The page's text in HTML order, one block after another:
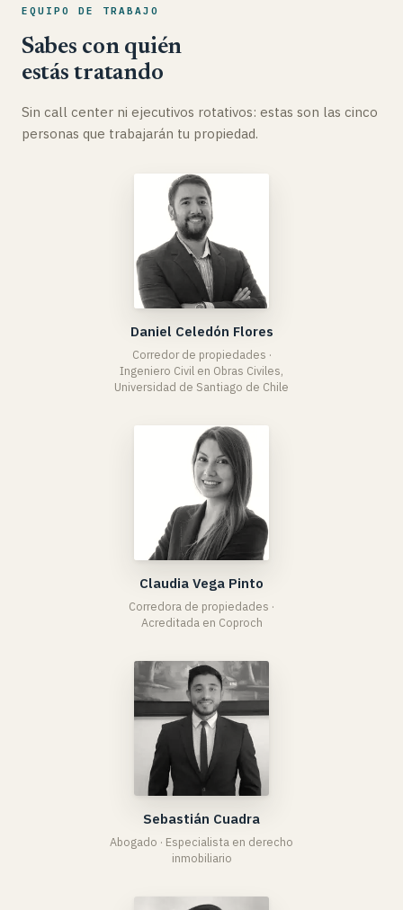
EQUIPO DE TRABAJO
Sabes con quién
estás tratando
Sin call center ni ejecutivos rotativos: estas son las cinco
personas que trabajarán tu propiedad.
Daniel Celedón Flores
Corredor de propiedades ·
Ingeniero Civil en Obras Civiles,
Universidad de Santiago de Chile
Claudia Vega Pinto
Corredora de propiedades ·
Acreditada en Coproch
Sebastián Cuadra
Abogado · Especialista en derecho
inmobiliario